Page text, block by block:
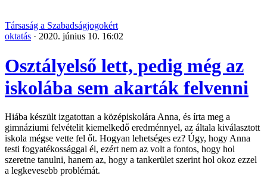
Társaság a Szabadságjogokért
oktatás · 2020. június 10. 16:02
Osztályelső lett, pedig még az
iskolába sem akarták felvenni
Hiába készült izgatottan a középiskolára Anna, és írta meg a
gimnáziumi felvételit kiemelkedő eredménnyel, az általa kiválasztott
iskola mégse vette fel őt. Hogyan lehetséges ez? Úgy, hogy Anna
testi fogyatékossággal él, ezért nem az volt a fontos, hogy hol
szeretne tanulni, hanem az, hogy a tankerület szerint hol okoz ezzel
a legkevesebb problémát.